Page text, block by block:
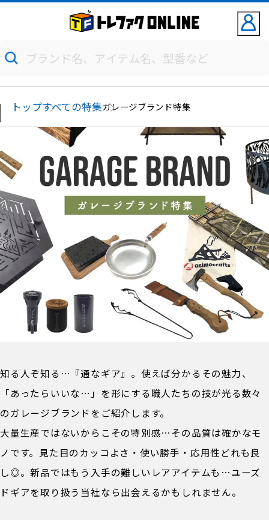
トップすべての特集ガレージブランド特集
知る人ぞ知る…『通なギア』。使えば分かるその魅力、
「あったらいいな…」を形にする職人たちの技が光る数々
のガレージブランドをご紹介します。
大量生産ではないからこその特別感…その品質は確かなモ
ノです。見た目のカッコよさ・使い勝手・応用性どれも良
し◎。新品ではもう入手の難しいレアアイテムも…ユーズ
ドギアを取り扱う当社なら出会えるかもしれません。